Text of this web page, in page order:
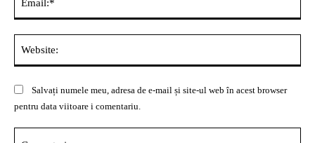
Salvați numele meu, adresa de e-mail și site-ul web în acest browser
pentru data viitoare i comentariu.